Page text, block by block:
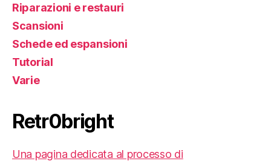
Riparazioni e restauri
Scansioni
Schede ed espansioni
Tutorial
Varie
Retr0bright
Una pagina dedicata al processo di